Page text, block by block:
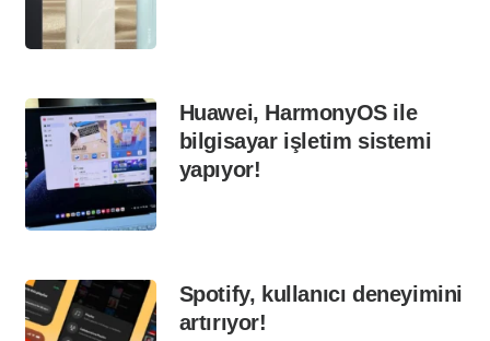
Huawei, HarmonyOS ile
bilgisayar işletim sistemi
yapıyor!
Spotify, kullanıcı deneyimini
artırıyor!